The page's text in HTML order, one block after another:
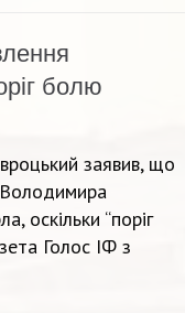
болю
заявив, що
оскільки “поріг
Голос ІФ з